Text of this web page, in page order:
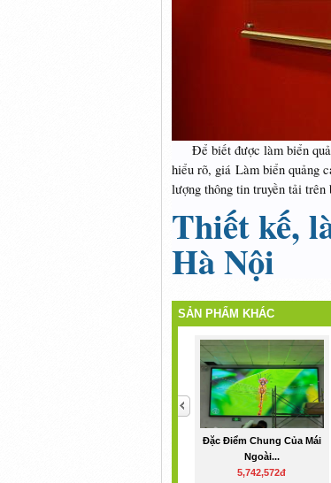
Để biết được làm biển
hiểu rõ, giá Làm biển quảng
lượng thông tin truyền tải trên
Thiết kế,
Hà Nội
SẢN PHẨM KHÁC
Đặc Điểm Chung Của Mái
Ngoài...
5,742,572đ